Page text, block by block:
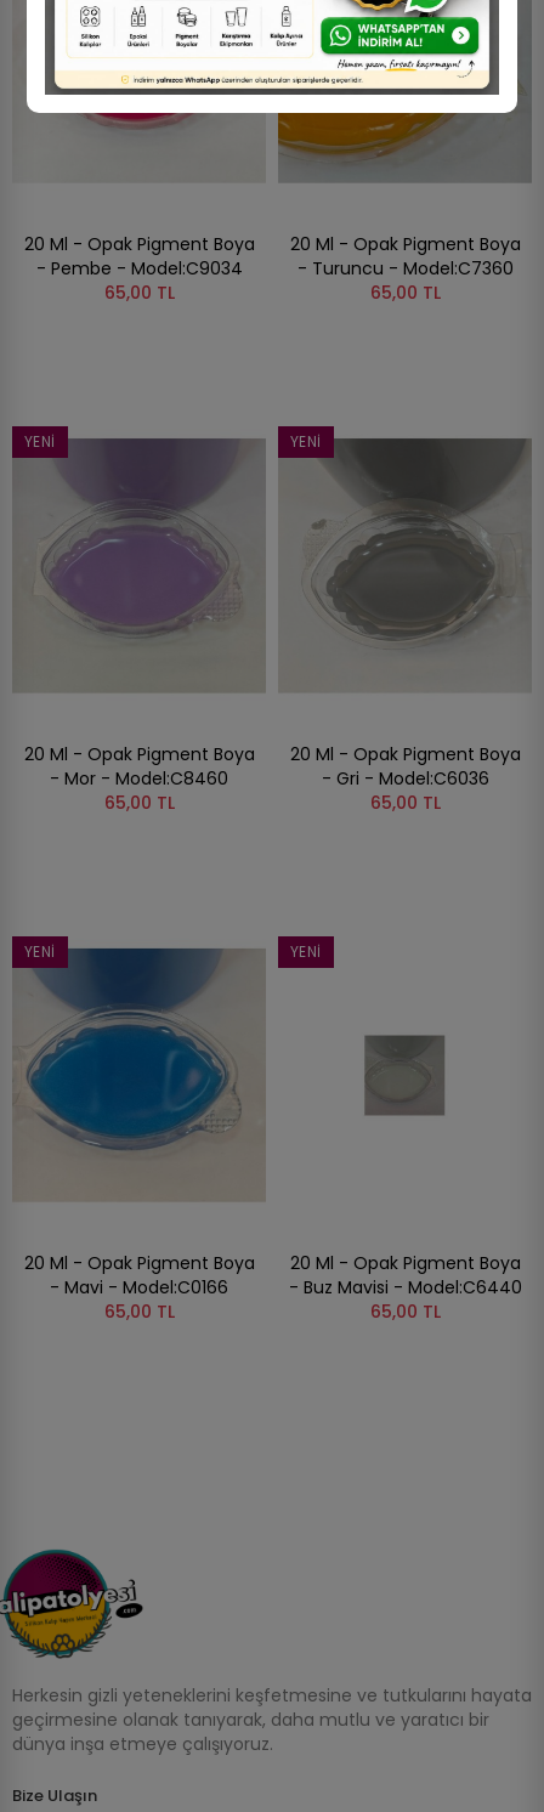
20 Ml - Opak Pigment Boya
- Pembe - Model:C9034
65,00 TL
20 Ml - Opak Pigment Boya
- Turuncu - Model:C7360
65,00 TL
YENI
20 Ml - Opak Pigment Boya
- Mor - Model:C8460
65,00 TL
YENI
20 Ml - Opak Pigment Boya
- Gri - Model:C6036
65,00 TL
YENI
20 Ml - Opak Pigment Boya
- Mavi - Model:C0166
65,00 TL
YENI
20 Ml - Opak Pigment Boya
- Buz Mavisi - Model:C6440
65,00 TL
Herkesin gizli yeteneklerini keşfetmesine ve tutkularını hayata
geçirmesine olanak tanıyarak, daha mutlu ve yaratıcı bir
dünya inşa etmeye çalışıyoruz.
Bize Ulaşın